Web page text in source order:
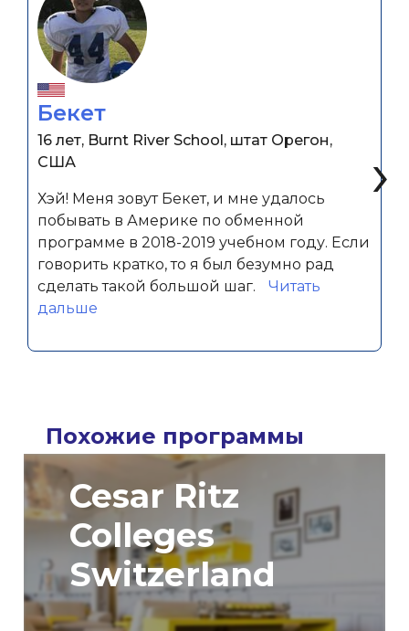
Бекет
16 лет, Burnt River School, штат Орегон,
США
Хэй! Меня зовут Бекет, и мне удалось
побывать в Америке по обменной
программе в 2018-2019 учебном году. Если
говорить кратко, то я был безумно рад
сделать такой большой шаг.
Читать
дальше
›
Похожие программы
Cesar Ritz
Colleges
Switzerland